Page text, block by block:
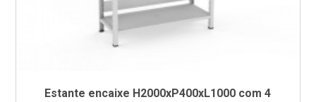
Estante encaixe H2000xP400xL1000 com 4